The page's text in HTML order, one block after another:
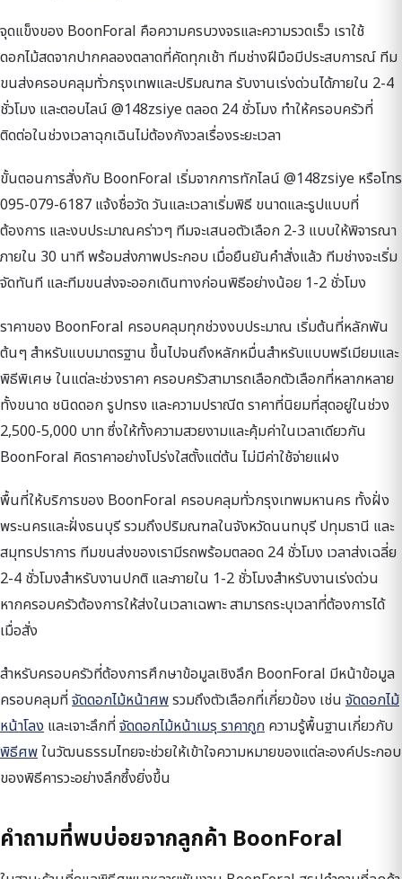
จุดแข็งของ BoonForal คือความครบวงจรและความรวดเร็ว เราใช้
ดอกไม้สดจากปากคลองตลาดที่คัดทุกเช้า ทีมช่างฝีมือมีประสบการณ์ ทีม
ขนส่งครอบคลุมทั่วกรุงเทพและปริมณฑล รับงานเร่งด่วนได้ภายใน 2-4
ชั่วโมง และตอบไลน์ @148zsiye ตลอด 24 ชั่วโมง ทำให้ครอบครัวที่
ติดต่อในช่วงเวลาฉุกเฉินไม่ต้องกังวลเรื่องระยะเวลา
ขั้นตอนการสั่งกับ BoonForal เริ่มจากการทักไลน์ @148zsiye หรือโทร
095-079-6187 แจ้งชื่อวัด วันและเวลาเริ่มพิธี ขนาดและรูปแบบที่
ต้องการ และงบประมาณคร่าวๆ ทีมจะเสนอตัวเลือก 2-3 แบบให้พิจารณา
ภายใน 30 นาที พร้อมส่งภาพประกอบ เมื่อยืนยันคำสั่งแล้ว ทีมช่างจะเริ่ม
จัดทันที และทีมขนส่งจะออกเดินทางก่อนพิธีอย่างน้อย 1-2 ชั่วโมง
ราคาของ BoonForal ครอบคลุมทุกช่วงงบประมาณ เริ่มต้นที่หลักพัน
ต้นๆ สำหรับแบบมาตรฐาน ขึ้นไปจนถึงหลักหมื่นสำหรับแบบพรีเมียมและ
พิธีพิเศษ ในแต่ละช่วงราคา ครอบครัวสามารถเลือกตัวเลือกที่หลากหลาย
ทั้งขนาด ชนิดดอก รูปทรง และความปราณีต ราคาที่นิยมที่สุดอยู่ในช่วง
2,500-5,000 บาท ซึ่งให้ทั้งความสวยงามและคุ้มค่าในเวลาเดียวกัน
BoonForal คิดราคาอย่างโปร่งใสตั้งแต่ต้น ไม่มีค่าใช้จ่ายแฝง
พื้นที่ให้บริการของ BoonForal ครอบคลุมทั่วกรุงเทพมหานคร ทั้งฝั่ง
พระนครและฝั่งธนบุรี รวมถึงปริมณฑลในจังหวัดนนทบุรี ปทุมธานี และ
สมุทรปราการ ทีมขนส่งของเรามีรถพร้อมตลอด 24 ชั่วโมง เวลาส่งเฉลี่ย
2-4 ชั่วโมงสำหรับงานปกติ และภายใน 1-2 ชั่วโมงสำหรับงานเร่งด่วน
หากครอบครัวต้องการให้ส่งในเวลาเฉพาะ สามารถระบุเวลาที่ต้องการได้
เมื่อสั่ง
สำหรับครอบครัวที่ต้องการศึกษาข้อมูลเชิงลึก BoonForal มีหน้าข้อมูล
ครอบคลุมที่จัดดอกไม้หน้าศพรวมถึงตัวเลือกที่เกี่ยวข้อง เช่น จัดดอกไม้
หน้าโลง และเจาะลึกที่จัดดอกไม้หน้าเมรุ ราคาถูก ความรู้พื้นฐานเกี่ยวกับ
พิธีศพในวัฒนธรรมไทยจะช่วยให้เข้าใจความหมายของแต่ละองค์ประกอบ
ของพิธีคารวะอย่างลึกซึ้งยิ่งขึ้น
คำถามที่พบบ่อยจากลูกค้า BoonForal